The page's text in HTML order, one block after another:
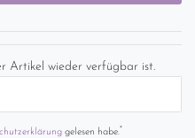
Artikel wieder verfügbar ist.
gelesen habe.*